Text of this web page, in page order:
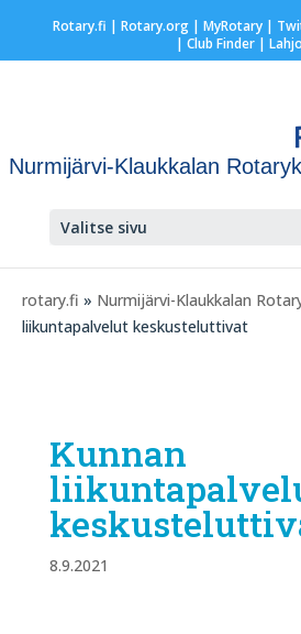
Rotary.fi | Rotary.org| MyRotary|
| Club Finder|
Nurmijärvi-Klaukkalan
Valitse sivu
rotary.fi » Nurmijärvi-Klaukkalan
liikuntapalvelut keskusteluttivat
Kunnan
8.9.2021